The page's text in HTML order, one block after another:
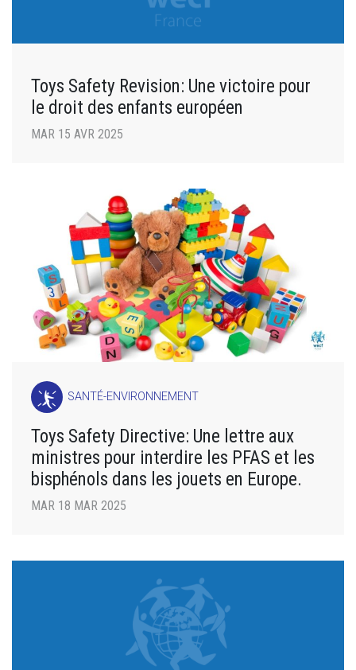
Toys Safety Revision: Une victoire pour
le droit des enfants européen
MAR 15 AVR 2025
SANTÉ-ENVIRONNEMENT
Toys Safety Directive: Une lettre aux
ministres pour interdire les PFAS et les
bisphénols dans les jouets en Europe.
MAR 18 MAR 2025